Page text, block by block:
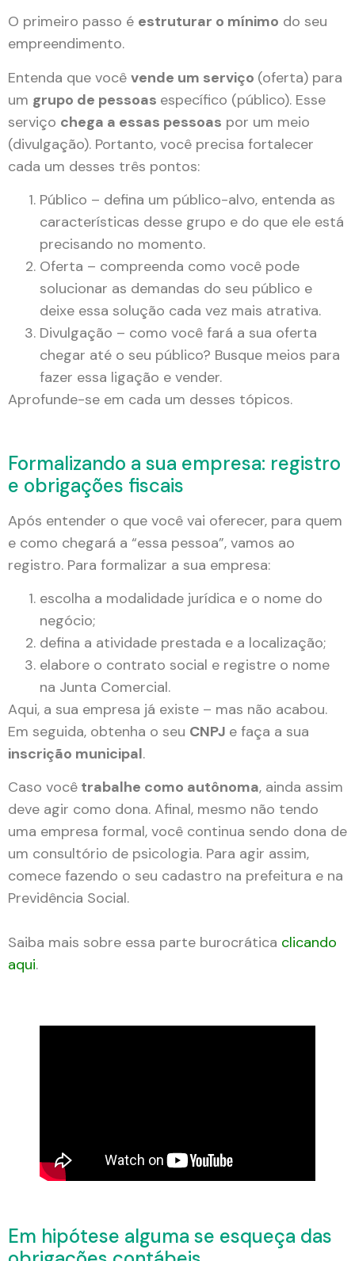
O primeiro passo é estruturar o mínimo do seu
empreendimento.
Entenda que você vende um serviço (oferta) para
um grupo de pessoas específico (público). Esse
serviço chega a essas pessoas por um meio
(divulgação). Portanto, você precisa fortalecer
cada um desses três pontos:
Público – defina um público-alvo, entenda as
características desse grupo e do que ele está
precisando no momento.
Oferta – compreenda como você pode
solucionar as demandas do seu público e
deixe essa solução cada vez mais atrativa.
Divulgação – como você fará a sua oferta
chegar até o seu público? Busque meios para
fazer essa ligação e vender.
Aprofunde-se em cada um desses tópicos.
Formalizando a sua empresa: registro
e obrigações fiscais
Após entender o que você vai oferecer, para quem
e como chegará a “essa pessoa”, vamos ao
registro. Para formalizar a sua empresa:
escolha a modalidade jurídica e o nome do
negócio;
defina a atividade prestada e a localização;
elabore o contrato social e registre o nome
na Junta Comercial.
Aqui, a sua empresa já existe – mas não acabou.
Em seguida, obtenha o seu CNPJ e faça a sua
inscrição municipal.
Caso você trabalhe como autônoma, ainda assim
deve agir como dona. Afinal, mesmo não tendo
uma empresa formal, você continua sendo dona de
um consultório de psicologia. Para agir assim,
comece fazendo o seu cadastro na prefeitura e na
Previdência Social.
Saiba mais sobre essa parte burocrática clicando
aqui.
Em hipótese alguma se esqueça das